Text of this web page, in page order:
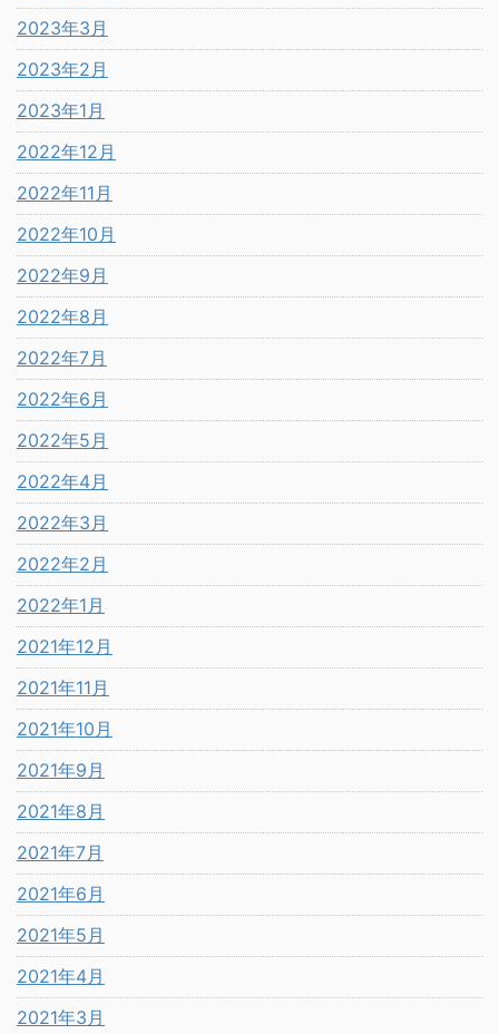
2023年3月
2023年2月
2023年1月
2022年12月
2022年11月
2022年10月
2022年9月
2022年8月
2022年7月
2022年6月
2022年5月
2022年4月
2022年3月
2022年2月
2022年1月
2021年12月
2021年11月
2021年10月
2021年9月
2021年8月
2021年7月
2021年6月
2021年5月
2021年4月
2021年3月